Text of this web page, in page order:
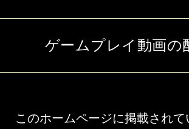
ゲームプレイ動画の
このホームページに掲載され